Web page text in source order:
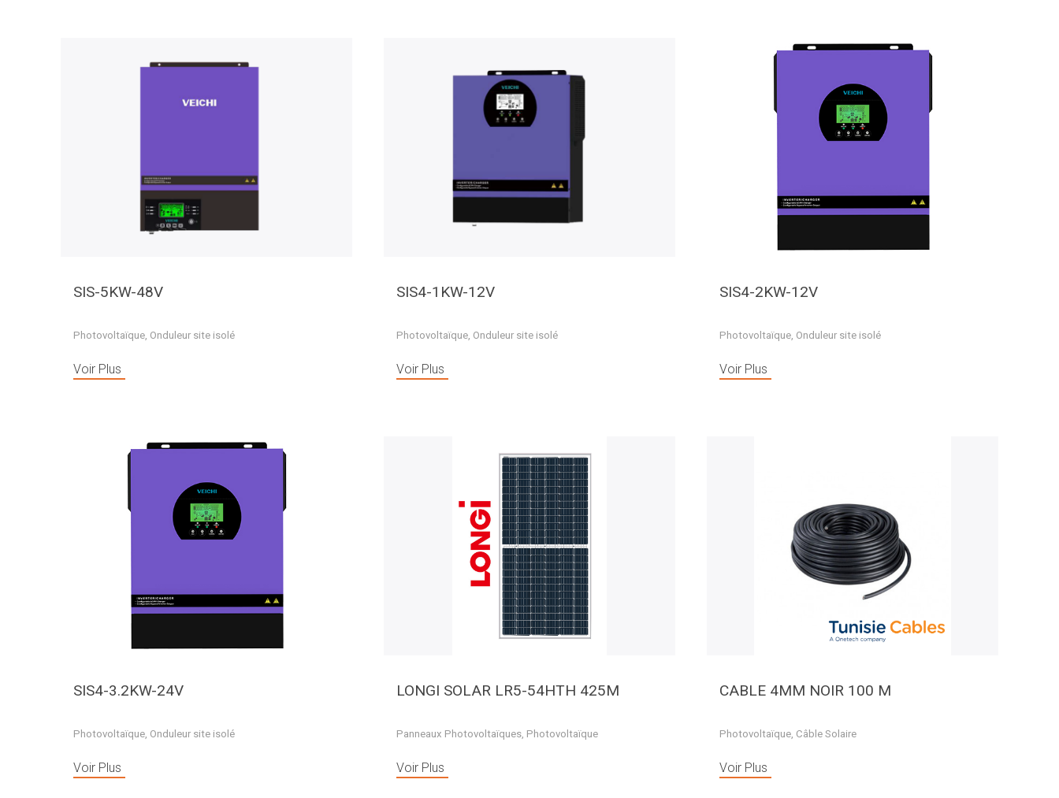
SIS-5KW-48V
Photovoltaïque, Onduleur site isolé
Voir Plus
SIS4-1KW-12V
Photovoltaïque, Onduleur site isolé
Voir Plus
SIS4-2KW-12V
Photovoltaïque, Onduleur site isolé
Voir Plus
SIS4-3.2KW-24V
Photovoltaïque, Onduleur site isolé
Voir Plus
LONGI SOLAR LR5-54HTH 425M
Panneaux Photovoltaïques, Photovoltaïque
Voir Plus
CABLE 4MM NOIR 100 M
Photovoltaïque, Câble Solaire
Voir Plus